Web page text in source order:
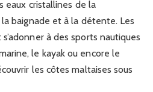
eaux cristallines de la
baignade et à la détente. Les
à des sports nautiques
le kayak ou encore le
les côtes maltaises sous